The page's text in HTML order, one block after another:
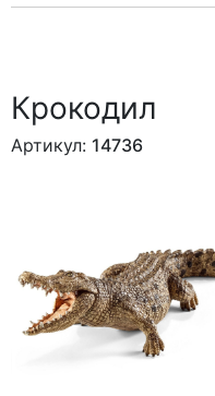
Крокодил
Артикул: 14736